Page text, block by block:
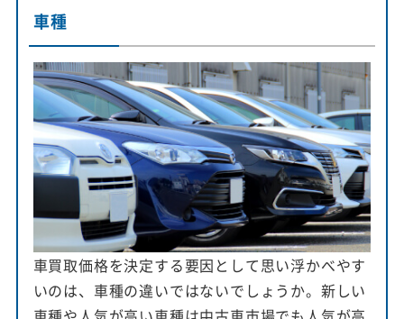
車種
車買取価格を決定する要因として思い浮かべやす
いのは、車種の違いではないでしょうか。新しい